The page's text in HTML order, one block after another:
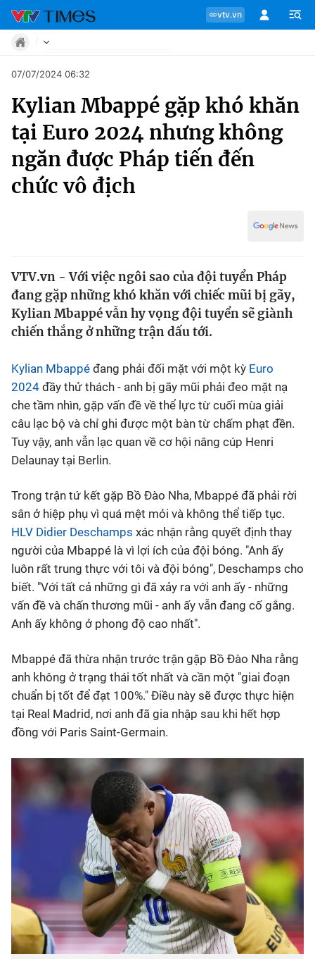
vtv.vn
Chuyên mục
Tin tức
Move
Sự kiện
Thể thao Điện tử
Các môn khác
VIDEO
Bên lề
Move
Phong cách
Sự kiện
Bóng đá
Thể thao điện tử
Các môn khác
07/07/2024 06:32
Kylian Mbappé gặp khó khăn
tại Euro 2024 nhưng không
ngăn được Pháp tiến đến
chức vô địch
VTV.vn - Với việc ngôi sao của đội tuyển Pháp
đang gặp những khó khăn với chiếc mũi bị gãy,
Kylian Mbappé vẫn hy vọng đội tuyển sẽ giành
chiến thắng ở những trận dấu tới.
Kylian Mbappé đang phải đối mặt với một kỳ Euro
2024 đầy thử thách - anh bị gãy mũi phải đeo mặt nạ
che tầm nhìn, gặp vấn đề về thể lực từ cuối mùa giải
câu lạc bộ và chỉ ghi được một bàn từ chấm phạt đền.
Tuy vậy, anh vẫn lạc quan về cơ hội nâng cúp Henri
Delaunay tại Berlin.
Trong trận tứ kết gặp Bồ Đào Nha, Mbappé đã phải rời
sân ở hiệp phụ vì quá mệt mỏi và không thể tiếp tục.
HLV Didier Deschamps xác nhận rằng quyết định thay
người của Mbappé là vì lợi ích của đội bóng. "Anh ấy
luôn rất trung thực với tôi và đội bóng", Deschamps cho
biết. "Với tất cả những gì đã xảy ra với anh ấy - những
vấn đề và chấn thương mũi - anh ấy vẫn đang cố gắng.
Anh ấy không ở phong độ cao nhất".
Mbappé đã thừa nhận trước trận gặp Bồ Đào Nha rằng
anh không ở trạng thái tốt nhất và cần một "giai đoạn
chuẩn bị tốt để đạt 100%." Điều này sẽ được thực hiện
tại Real Madrid, nơi anh đã gia nhập sau khi hết hợp
đồng với Paris Saint-Germain.